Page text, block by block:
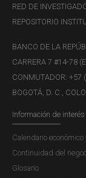
RED DE
REPOSITORIO
BANCO DE LA
CARRERA 7 #14-78
CONMUTADOR: +57
BOGOTÁ, D. C.,
Información de
Calendario
Continuidad del
Glosario